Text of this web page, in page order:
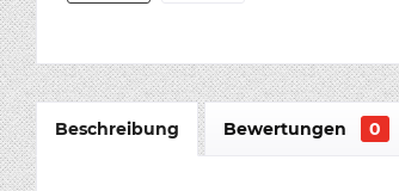
Beschreibung Bewertungen 0